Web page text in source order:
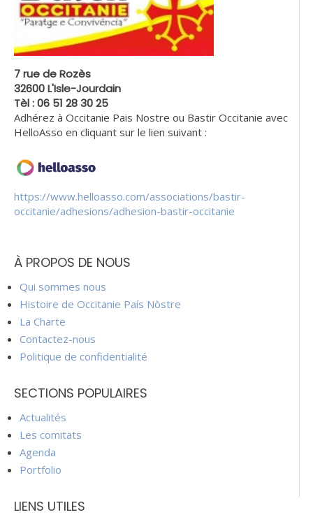
7 rue de Rozès
32600 L'Isle-Jourdain
Tèl : 06 51 28 30 25
Adhérez à Occitanie Pais Nostre ou Bastir Occitanie avec
HelloAsso en cliquant sur le lien suivant :
https://www.helloasso.com/associations/bastir-
occitanie/adhesions/adhesion-bastir-occitanie
À PROPOS DE NOUS
Qui sommes nous
Histoire de Occitanie País Nòstre
La Charte
Contactez-nous
Politique de confidentialité
SECTIONS POPULAIRES
Actualités
Les comitats
Agenda
Portfolio
LIENS UTILES